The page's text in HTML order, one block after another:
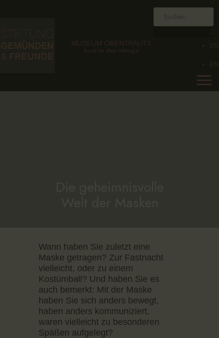
STIFTUNG
MUSEUM
KALENDER
Wann haben Sie zuletzt eine
Maske getragen? Zur Fastnacht
vielleicht, oder zu einem
Kostümball? Und haben Sie es
auch bemerkt: Mit der Maske
haben Sie sich anders bewegt,
haben anders kommuniziert,
waren vielleicht zu besonderen
Späßen aufgelegt?